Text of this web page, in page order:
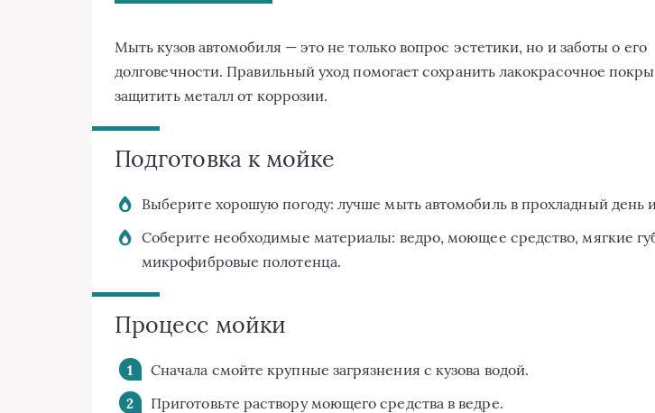
Мыть кузов автомобиля — это не только вопрос эстетики, но и заботы о его
долговечности. Правильный уход помогает сохранить лакокрасочное
защитить металл от коррозии.
Подготовка к мойке
Выберите хорошую погоду: лучше мыть автомобиль в прохладный день
Соберите необходимые материалы: ведро, моющее средство, мягкие
микрофибровые полотенца.
Процесс мойки
Сначала смойте крупные загрязнения с кузова водой.
Приготовьте раствору моющего средства в ведре.